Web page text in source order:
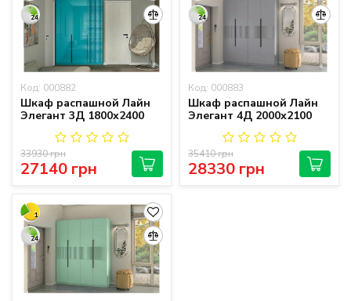
24
Код: 000882
Шкаф распашной Лайн
Элегант 3Д 1800х2400
27140 грн
33930 грн
24
Код: 000883
Шкаф распашной Лайн
Элегант 4Д 2000х2100
28330 грн
35410 грн
1
24